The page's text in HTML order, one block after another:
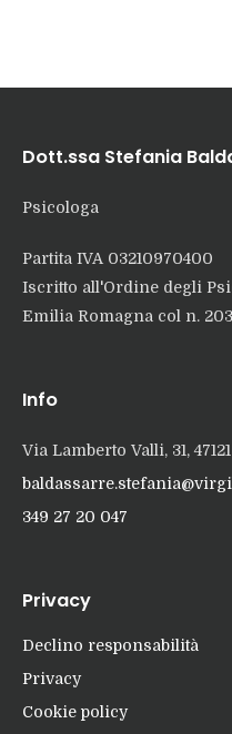
Dott.ssa Stefania
Psicologa
Partita IVA 03210970400
Iscritto all'Ordine degli
Emilia Romagna col n.
Info
Via Lamberto Valli, 31,
349 27 20 047
Privacy
Declino responsabilità
Privacy
Cookie policy